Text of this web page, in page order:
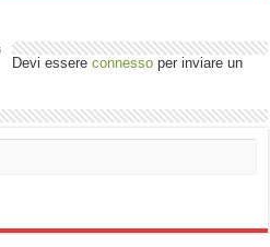
Devi essereconnesso per inviare un